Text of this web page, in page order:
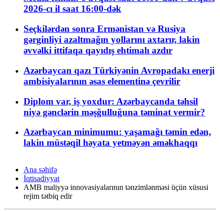
2026-cı il saat 16:00-dək
Seçkilərdən sonra Ermənistan və Rusiya
gərginliyi azaltmağın yollarını axtarır, lakin
əvvəlki ittifaqa qayıdış ehtimalı azdır
Azərbaycan qazı Türkiyənin Avropadakı enerji
ambisiyalarının əsas elementinə çevrilir
Diplom var, iş yoxdur: Azərbaycanda təhsil
niyə gənclərin məşğulluğuna təminat vermir?
Azərbaycan minimumu: yaşamağı təmin edən,
lakin müstəqil həyata yetməyən əməkhaqqı
Ana səhifə
İqtisadiyyat
AMB maliyyə innovasiyalarının tənzimlənməsi üçün xüsusi
rejim tətbiq edir